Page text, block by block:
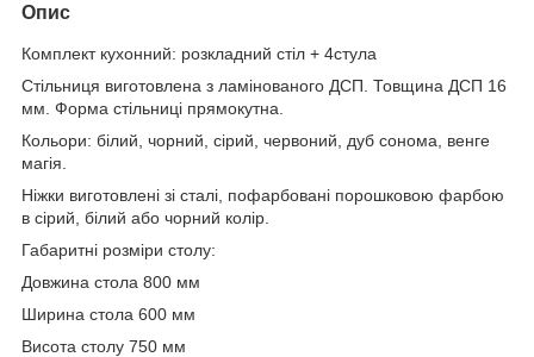
Опис
Комплект кухонний: розкладний стіл + 4стула
Стільниця виготовлена з ламінованого ДСП. Товщина ДСП 16
мм. Форма стільниці прямокутна.
Кольори: білий, чорний, сірий, червоний, дуб сонома, венге
магія.
Ніжки виготовлені зі сталі, пофарбовані порошковою фарбою
в сірий, білий або чорний колір.
Габаритні розміри столу:
Довжина стола 800 мм
Ширина стола 600 мм
Висота столу 750 мм